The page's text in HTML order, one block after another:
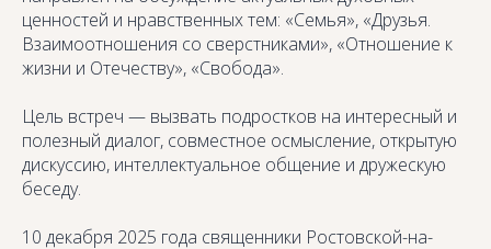
ценностей и нравственных тем: «Семья», «Друзья.
Взаимоотношения со сверстниками», «Отношение к
жизни и Отечеству», «Свобода».
Цель встреч — вызвать подростков на интересный и
полезный диалог, совместное осмысление, открытую
дискуссию, интеллектуальное общение и дружескую
беседу.
10 декабря 2025 года священники Ростовской-на-